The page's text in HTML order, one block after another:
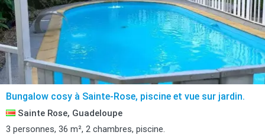
Bungalow cosy à Sainte-Rose, piscine et vue sur jardin.
Sainte Rose, Guadeloupe
3 personnes, 36 m², 2 chambres, piscine.